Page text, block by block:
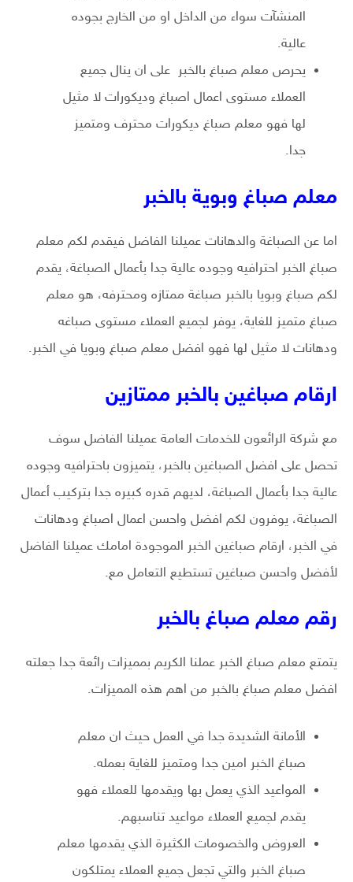
المنشآت سواء من الداخل او من الخارج بجوده
عالية.
يحرص معلم صباغ بالخبر على ان ينال جميع
العملاء مستوى اعمال اصباغ وديكورات لا مثيل
لها فهو معلم صباغ ديكورات محترف ومتميز
جدا.
معلم صباغ وبوية بالخبر
اما عن الصباغة والدهانات عميلنا الفاضل فيقدم لكم معلم
صباغ الخبر احترافيه وجوده عالية جدا بأعمال الصباغة، يقدم
لكم صباغ وبويا بالخبر صباغة ممتازه ومحترفه، هو معلم
صباغ متميز للغاية، يوفر لجميع العملاء مستوى صباغه
ودهانات لا مثيل لها فهو افضل معلم صباغ وبويا في الخبر.
ارقام صباغين بالخبر ممتازين
مع شركة الرائعون للخدمات العامة عميلنا الفاضل سوف
تحصل على افضل الصباغين بالخبر، يتميزون باحترافيه وجوده
عالية جدا بأعمال الصباغة، لديهم قدره كبيره جدا بتركيب أعمال
الصباغة، يوفرون لكم افضل واحسن اعمال اصباغ ودهانات
في الخبر، ارقام صباغين الخبر الموجودة امامك عميلنا الفاضل
لأفضل واحسن صباغين تستطيع التعامل مع.
رقم معلم صباغ بالخبر
يتمتع معلم صباغ الخبر عملنا الكريم بمميزات رائعة جدا جعلته
افضل معلم صباغ بالخبر من اهم هذه المميزات.
الأمانة الشديدة جدا في العمل حيث ان معلم
صباغ الخبر امين جدا ومتميز للغاية بعمله.
المواعيد الذي يعمل بها ويقدمها للعملاء فهو
يقدم لجميع العملاء مواعيد تناسبهم.
العروض والخصومات الكثيرة الذي يقدمها معلم
صباغ الخبر والتي تجعل جميع العملاء يمتلكون